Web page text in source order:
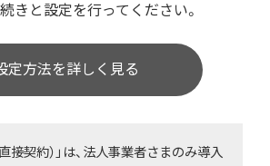
きと設定を行ってください。
定方法を詳しく見る
接契約）」は、法人事業者さまのみ導入